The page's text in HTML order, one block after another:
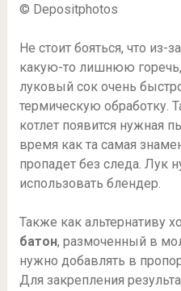
© Depositphotos
Не стоит бояться, что из-
какую-то лишнюю
луковый сок очень
термическую обработку.
котлет появится нужная
время как та самая
пропадет без следа. Лук
использовать блендер.
Также как альтернативу
батон, размоченный в
нужно добавлять в
Для закрепления